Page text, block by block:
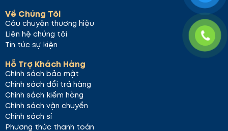
Về Chúng Tôi
Câu chuyện thương hiệu
Liên hệ chúng tôi
Tin tức sự kiện
Hỗ Trợ Khách Hàng
Chính sách bảo mật
Chính sách đổi trả hàng
Chính sách kiểm hàng
Chính sách vận chuyển
Chính sách sỉ
Phương thức thanh toán